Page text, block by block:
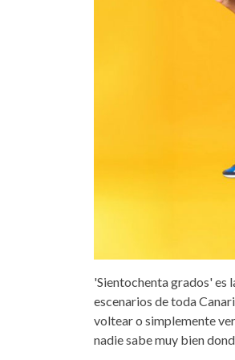
'Sientochenta grados' es
escenarios de toda
voltear o simplemente
nadie sabe muy bien